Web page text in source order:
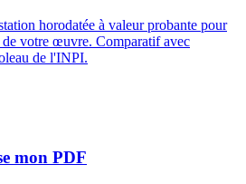
horodatée à valeur probante pour
votre œuvre. Comparatif avec
de l'INPI.
mon PDF